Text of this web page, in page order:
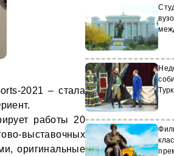
2021 – стала
работы 20
выставочных
оригинальные